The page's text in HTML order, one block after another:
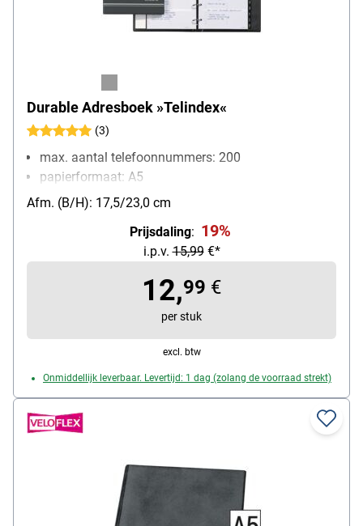
Durable Adresboek »Telindex«
(3)
max. aantal telefoonnummers: 200
papierformaat: A5
Afm. (B/H): 17,5/23,0 cm
Prijsdaling: 19%
i.p.v.15,99€*
12,99 €
per stuk
excl. btw
Onmiddellijk leverbaar. Levertijd: 1 dag (zolang de voorraad strekt)